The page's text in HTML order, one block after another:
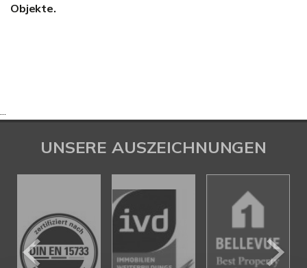
Objekte.
...
UNSERE AUSZEICHNUNGEN